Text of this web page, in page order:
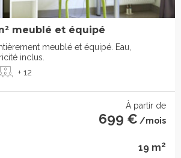
meublé et équipé
meublé et équipé. Eau,
inclus.
+ 12
À partir de
699 € /mois
19 m2